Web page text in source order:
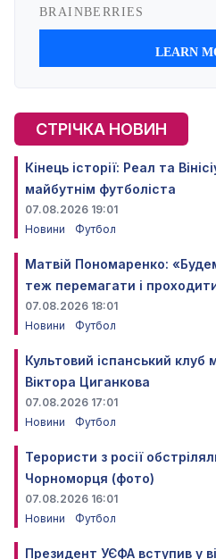
СТРІЧКА НОВИН
Кінець історії: Реал та
майбутнім футболіста
07.08.2026 19:01
Новини
Футбол
Матвій Пономаренко:
теж перемагати і
07.08.2026 18:01
Новини
Футбол
Культовий іспанський
Віктора Циганкова
07.08.2026 17:01
Новини
Футбол
Терористи з росії
Чорноморця (фото)
07.08.2026 16:01
Новини
Футбол
Президент УЄФА вступив у